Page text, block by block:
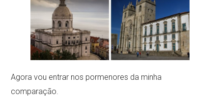
Agora vou entrar nos pormenores da minha
comparação.